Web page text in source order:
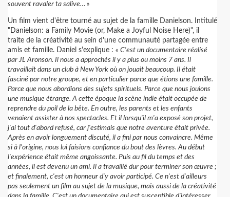
souvent ravaler ta salive… »
Un film vient d'être tourné au sujet de la famille Danielson. Intitulé
"Danielson: a Family Movie (or, Make a Joyful Noise Here)", il
traite de la créativité au sein d'une communauté partagée entre
amis et famille. Daniel s'explique : « C'est un documentaire réalisé
par JL Aronson. Il nous a approchés il y a plus ou moins 7 ans. Il
travaillait dans un club à New York où on jouait beaucoup. Il était
fasciné par notre groupe, et en particulier parce que étions une famille.
Parce que nous abordions des sujets spirituels. Parce que nous jouions
une musique étrange. A cette époque la scène indie était occupée de
reprendre du poil de la bête. En outre, les parents et les enfants
venaient assister à nos spectacles. Et il lorsqu'il m'a exposé son projet,
j'ai tout d'abord refusé, car j'estimais que notre aventure était privée.
Après en avoir longuement discuté, il a fini par nous convaincre. Même
si à l'origine, nous lui faisions confiance du bout des lèvres. Au début
l'expérience était même angoissante. Puis au fil du temps et des
années, il est devenu un ami. Il a travaillé dur pour terminer son œuvre ;
et finalement, c'est un honneur d'y avoir participé. Ce n'est d'ailleurs
pas seulement un film au sujet de la musique, mais aussi de la créativité